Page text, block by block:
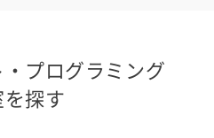
プログラミング
を探す